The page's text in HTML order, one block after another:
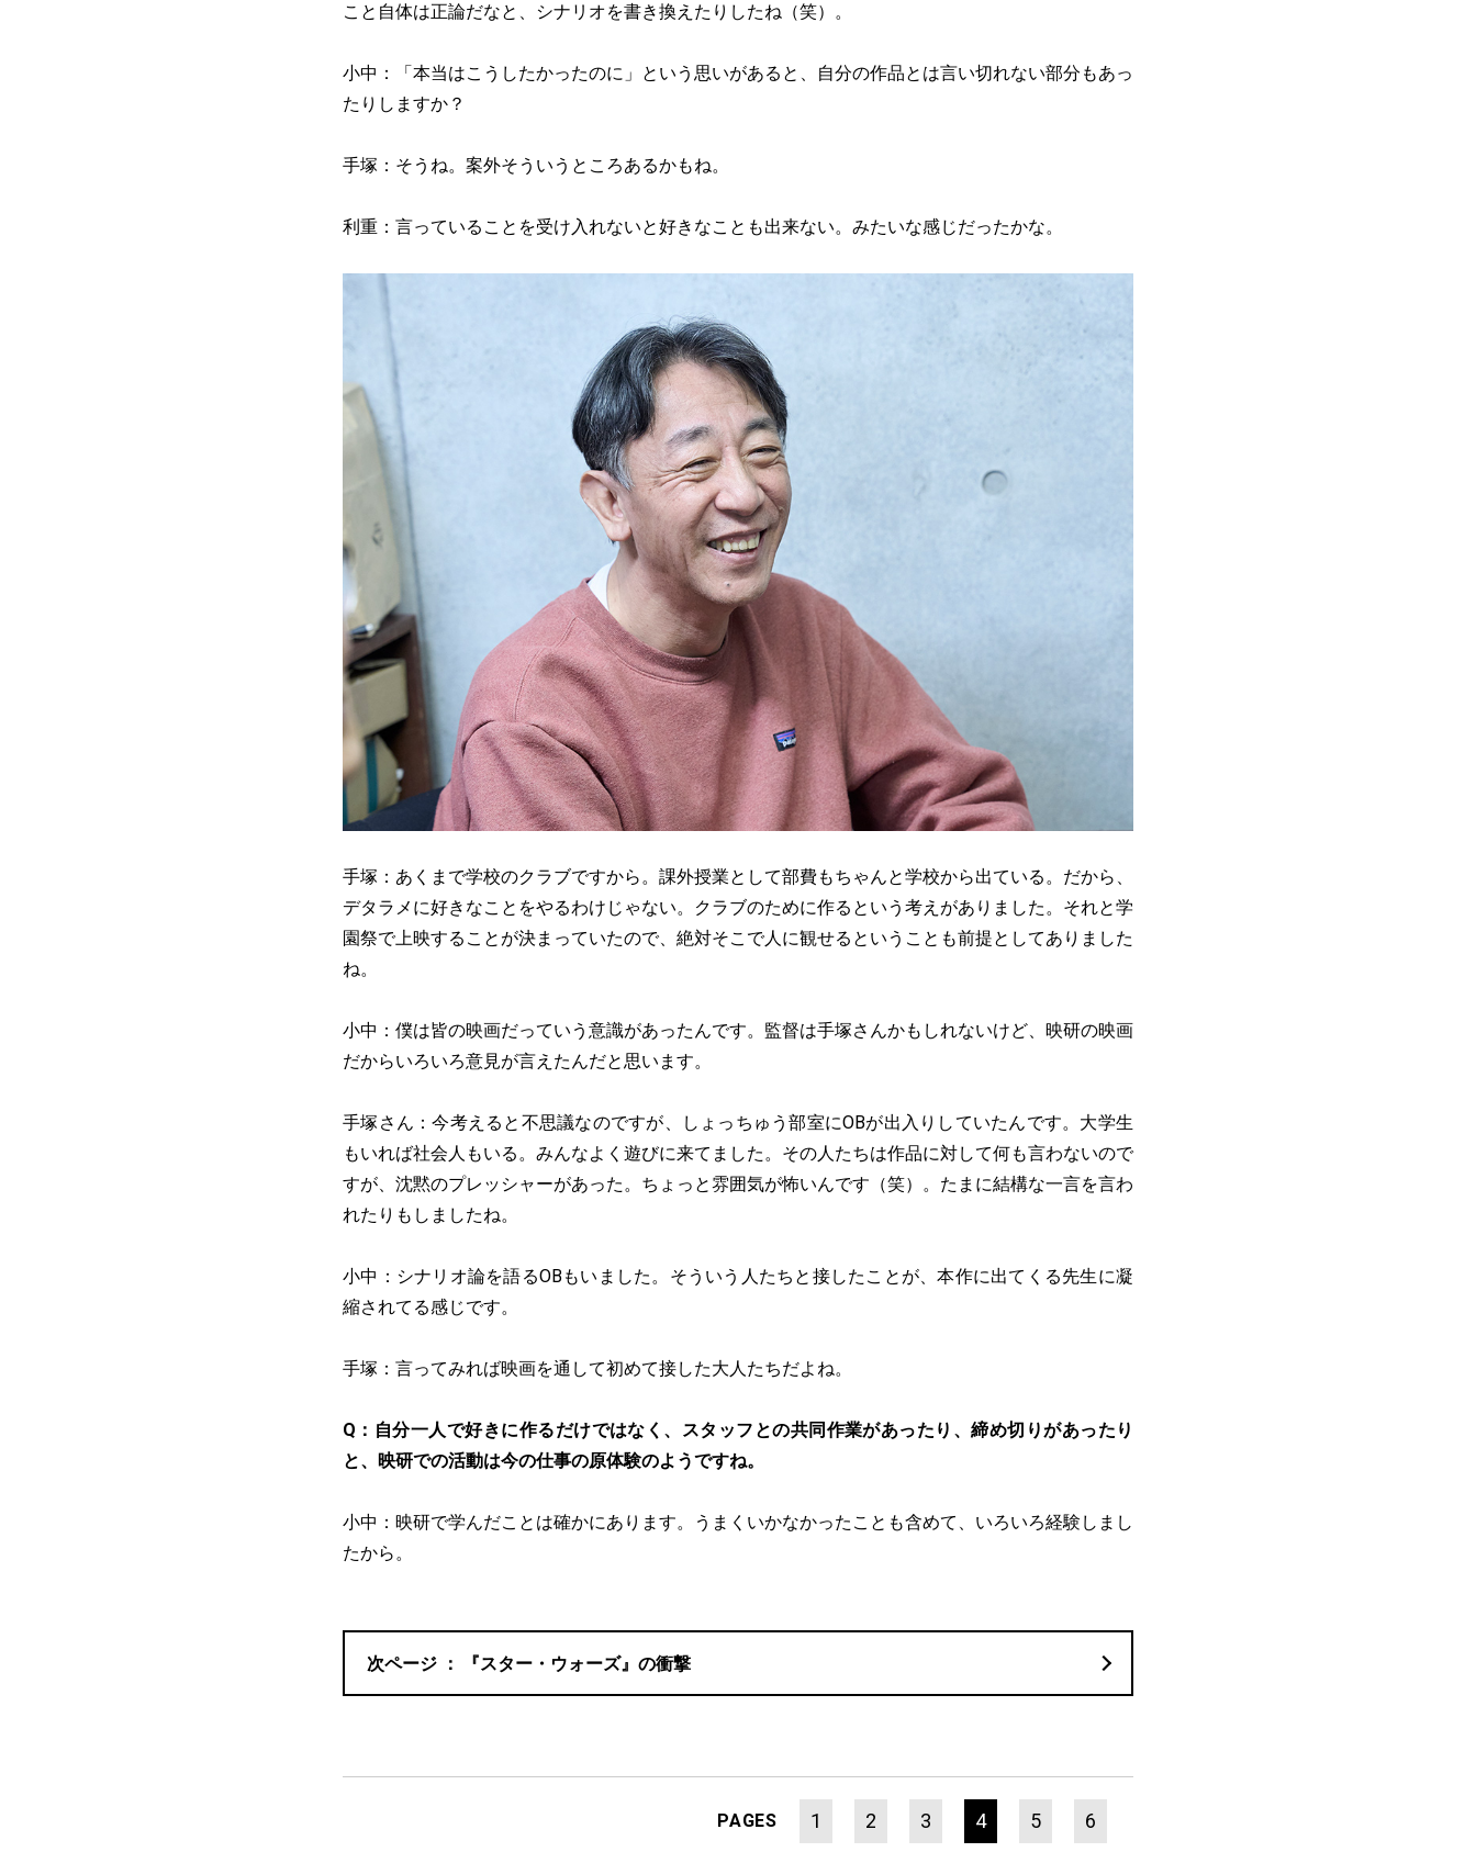
こと自体は正論だなと、シナリオを書き換えたりしたね（笑）。
小中：「本当はこうしたかったのに」という思いがあると、自分の作品とは言い切れない部分もあっ
たりしますか？
手塚：そうね。案外そういうところあるかもね。
利重：言っていることを受け入れないと好きなことも出来ない。みたいな感じだったかな。
手塚：あくまで学校のクラブですから。課外授業として部費もちゃんと学校から出ている。だから、
デタラメに好きなことをやるわけじゃない。クラブのために作るという考えがありました。それと学
園祭で上映することが決まっていたので、絶対そこで人に観せるということも前提としてありました
ね。
小中：僕は皆の映画だっていう意識があったんです。監督は手塚さんかもしれないけど、映研の映画
だからいろいろ意見が言えたんだと思います。
手塚さん：今考えると不思議なのですが、しょっちゅう部室にOBが出入りしていたんです。大学生
もいれば社会人もいる。みんなよく遊びに来てました。その人たちは作品に対して何も言わないので
すが、沈黙のプレッシャーがあった。ちょっと雰囲気が怖いんです（笑）。たまに結構な一言を言わ
れたりもしましたね。
小中：シナリオ論を語るOBもいました。そういう人たちと接したことが、本作に出てくる先生に凝
縮されてる感じです。
手塚：言ってみれば映画を通して初めて接した大人たちだよね。
Q：自分一人で好きに作るだけではなく、スタッフとの共同作業があったり、締め切りがあったり
と、映研での活動は今の仕事の原体験のようですね。
小中：映研で学んだことは確かにあります。うまくいかなかったことも含めて、いろいろ経験しまし
たから。
『スター・ウォーズ』の衝撃
PAGES 1 2 3 4 5 6